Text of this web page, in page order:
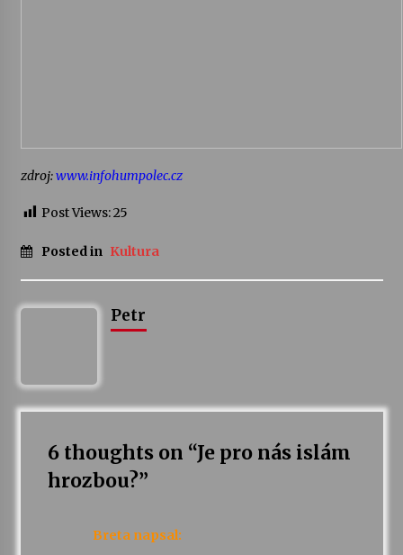
30. 6. 2026
zdroj:www.infohumpolec.cz
Post Views:25
Posted in Kultura
Petr
6 thoughts on “Je pro nás islám
hrozbou?”
Breta napsal: